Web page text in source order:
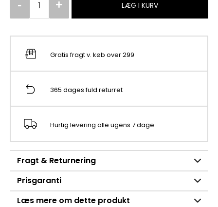
LÆG I KURV
Gratis fragt v. køb over 299
365 dages fuld returret
Hurtig levering alle ugens 7 dage
Fragt & Returnering
Prisgaranti
Læs mere om dette produkt